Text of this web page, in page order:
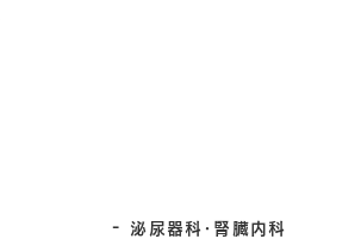
泌尿器科・腎臓内科